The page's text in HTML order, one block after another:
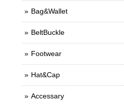
Bag&Wallet
BeltBuckle
Footwear
Hat&Cap
Accessary